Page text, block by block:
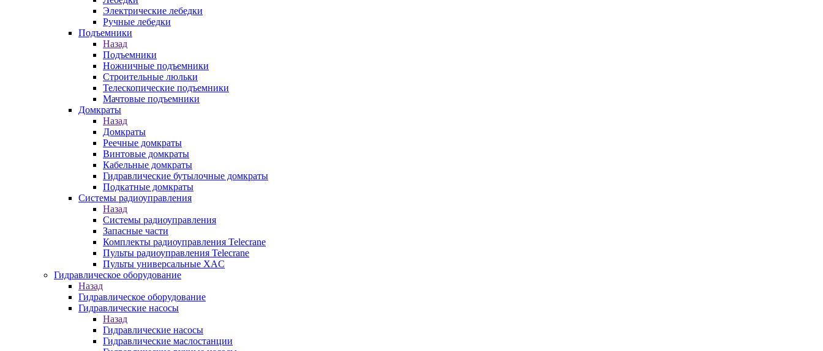
Электрические лебедки
Ручные лебедки
Подъемники
Назад
Подъемники
Ножничные подъемники
Строительные люльки
Телескопические подъемники
Мачтовые подъемники
Домкраты
Назад
Домкраты
Реечные домкраты
Винтовые домкраты
Кабельные домкраты
Гидравлические бутылочные домкраты
Подкатные домкраты
Системы радиоуправления
Назад
Системы радиоуправления
Запасные части
Комплекты радиоуправления Telecrane
Пульты радиоуправления Telecrane
Пульты универсальные XAC
Гидравлическое оборудование
Назад
Гидравлическое оборудование
Гидравлические насосы
Назад
Гидравлические насосы
Гидравлические маслостанции